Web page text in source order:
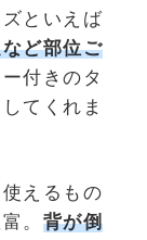
といえば
ど部位ご
付きのタ
てくれま
えるもの
。 背が倒